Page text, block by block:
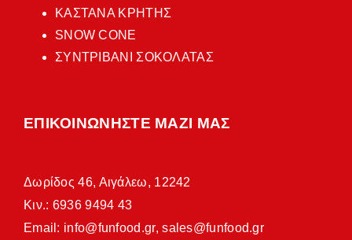
ΚΑΣΤΑΝΑ ΚΡΗΤΗΣ
SNOW CONE
ΣΥΝΤΡΙΒΑΝΙ ΣΟΚΟΛΑΤΑΣ
ΕΠΙΚΟΙΝΩΝΗΣΤΕ ΜΑΖΙ ΜΑΣ
Δωρίδος 46, Αιγάλεω, 12242
Κιν.: 6936 9494 43
Email: info@funfood.gr,sales@funfood.gr